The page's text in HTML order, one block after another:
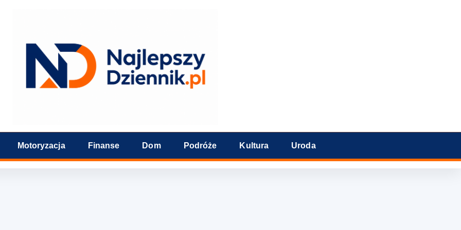
Motoryzacja Finanse Dom Podróże Kultura Uroda